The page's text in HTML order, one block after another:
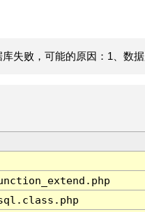
失败，可能的原因：1、数